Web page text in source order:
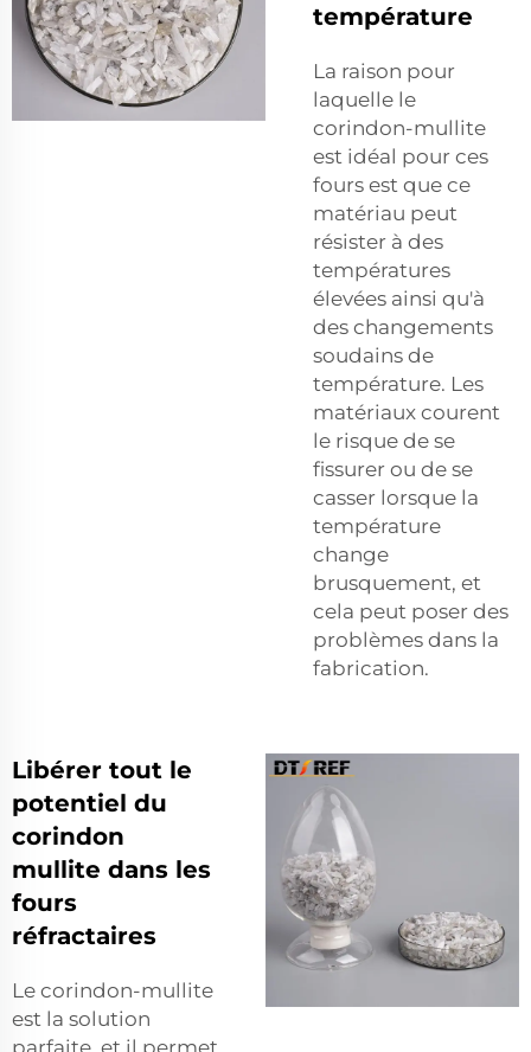
température
La raison pour
laquelle le
corindon-mullite
est idéal pour ces
fours est que ce
matériau peut
résister à des
températures
élevées ainsi qu'à
des changements
soudains de
température. Les
matériaux courent
le risque de se
fissurer ou de se
casser lorsque la
température
change
brusquement, et
cela peut poser des
problèmes dans la
fabrication.
Libérer tout le
potentiel du
corindon
mullite dans les
fours
réfractaires
Le corindon-mullite
est la solution